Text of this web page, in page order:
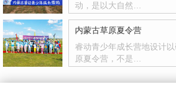
动，是以大自然…
内蒙古草原夏令营
睿动青少年成长营地设计
原夏令营，不是…